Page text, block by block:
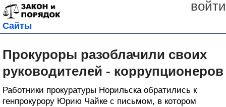
войти
Сайты
Прокуроры разоблачили своих
руководителей - коррупционеров
Работники прокуратуры Норильска обратились к
генпрокурору Юрию Чайке с письмом, в котором